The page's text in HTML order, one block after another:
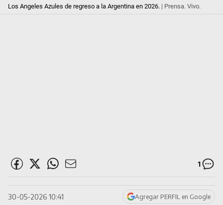
Los Angeles Azules de regreso a la Argentina en 2026. | Prensa. Vivo.
1
30-05-2026 10:41 Agregar PERFIL en Google